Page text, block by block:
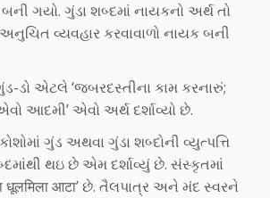
ગયો. ગુંડા શબ્દમાં નાયકનો અર્થ તો
વ્યવહાર કરવાવાળો નાયક બની
ડો એટલે ‘જબરદસ્તીના કામ કરનારું;
આદમી’ એવો અર્થ દર્શાવ્યો છે.
ગુંડ અથવા ગુંડા શબ્દોની વ્યુત્પત્તિ
થઇ છે એમ દર્શાવ્યું છે. સંસ્કૃતમાં
धूलमिला आटा’ છે. તૈલપાત્ર અને મંદ સ્વરને